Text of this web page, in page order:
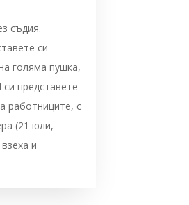
съдия.
си
голяма пушка,
представете
работниците, с
(21 юли,
и